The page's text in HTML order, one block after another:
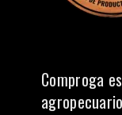
Comproga